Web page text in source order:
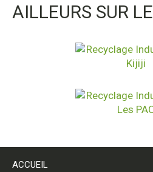
AILLEURS SUR
ACCUEIL